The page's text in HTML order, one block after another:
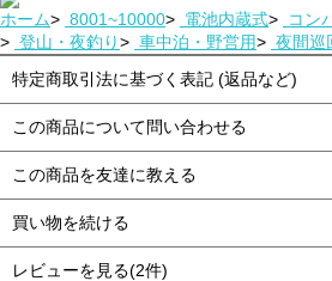
ホーム> 8001~10000> 電池内蔵式>
コン
> 登山・夜釣り> 車中泊・野営用> 夜間巡
特定商取引法に基づく表記 (返品など)
この商品について問い合わせる
この商品を友達に教える
買い物を続ける
レビューを見る(2件)